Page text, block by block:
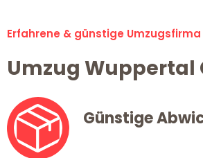
Erfahrene & günstige
Umzug Wuppertal
Günstige